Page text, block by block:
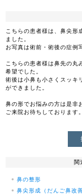
こちらの患者様は、鼻尖形
ました。
お写真は術前・術後の症例
こちらの患者様は鼻先の丸
希望でした。
術後は小鼻も小さくスッキ
ができました。
鼻の形でお悩みの方は是非
ご来院お待ちしております。
関
鼻の整形
鼻尖形成（だんご鼻改善